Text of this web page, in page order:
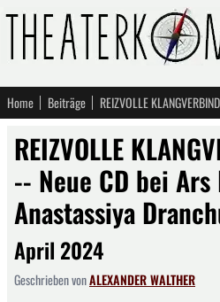
Home Beiträge
REIZVOLLE
-- Neue CD bei
Anastassiya
April 2024
Geschrieben vonALEXANDER WALTHER